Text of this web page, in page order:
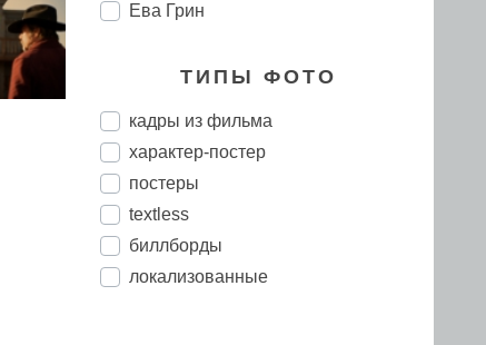
Ева Грин
ТИПЫ ФОТО
кадры из фильма
характер-постер
постеры
textless
биллборды
локализованные